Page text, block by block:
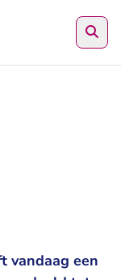
vandaag een